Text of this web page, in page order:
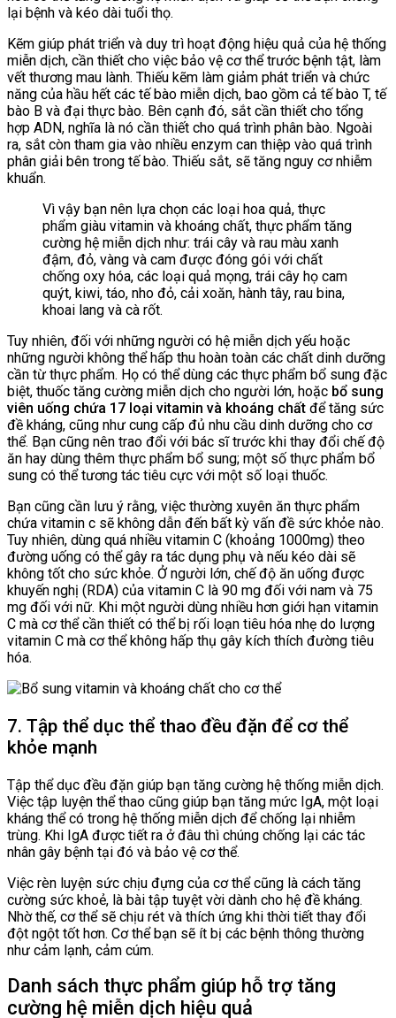
lại bệnh và kéo dài tuổi thọ.
Kẽm giúp phát triển và duy trì hoạt động hiệu quả của hệ thống
miễn dịch, cần thiết cho việc bảo vệ cơ thể trước bệnh tật, làm
vết thương mau lành. Thiếu kẽm làm giảm phát triển và chức
năng của hầu hết các tế bào miễn dịch, bao gồm cả tế bào T, tế
bào B và đại thực bào. Bên cạnh đó, sắt cần thiết cho tổng
hợp ADN, nghĩa là nó cần thiết cho quá trình phân bào. Ngoài
ra, sắt còn tham gia vào nhiều enzym can thiệp vào quá trình
phân giải bên trong tế bào. Thiếu sắt, sẽ tăng nguy cơ nhiễm
khuẩn.
Vì vậy bạn nên lựa chọn các loại hoa quả, thực
phẩm giàu vitamin và khoáng chất, thực phẩm tăng
cường hệ miễn dịch như: trái cây và rau màu xanh
đậm, đỏ, vàng và cam được đóng gói với chất
chống oxy hóa, các loại quả mọng, trái cây họ cam
quýt, kiwi, táo, nho đỏ, cải xoăn, hành tây, rau bina,
khoai lang và cà rốt.
Tuy nhiên, đối với những người có hệ miễn dịch yếu hoặc
những người không thể hấp thu hoàn toàn các chất dinh dưỡng
cần từ thực phẩm. Họ có thể dùng các thực phẩm bổ sung đặc
biệt, thuốc tăng cường miễn dịch cho người lớn, hoặc bổ sung
viên uống chứa 17 loại vitamin và khoáng chất để tăng sức
đề kháng, cũng như cung cấp đủ nhu cầu dinh dưỡng cho cơ
thể. Bạn cũng nên trao đổi với bác sĩ trước khi thay đổi chế độ
ăn hay dùng thêm thực phẩm bổ sung; một số thực phẩm bổ
sung có thể tương tác tiêu cực với một số loại thuốc.
Bạn cũng cần lưu ý rằng, việc thường xuyên ăn thực phẩm
chứa vitamin c sẽ không dẫn đến bất kỳ vấn đề sức khỏe nào.
Tuy nhiên, dùng quá nhiều vitamin C (khoảng 1000mg) theo
đường uống có thể gây ra tác dụng phụ và nếu kéo dài sẽ
không tốt cho sức khỏe. Ở người lớn, chế độ ăn uống được
khuyến nghị (RDA) của vitamin C là 90 mg đối với nam và 75
mg đối với nữ. Khi một người dùng nhiều hơn giới hạn vitamin
C mà cơ thể cần thiết có thể bị rối loạn tiêu hóa nhẹ do lượng
vitamin C mà cơ thể không hấp thụ gây kích thích đường tiêu
hóa.
7. Tập thể dục thể thao đều đặn để cơ thể
khỏe mạnh
Tập thể dục đều đặn giúp bạn tăng cường hệ thống miễn dịch.
Việc tập luyện thể thao cũng giúp bạn tăng mức IgA, một loại
kháng thể có trong hệ thống miễn dịch để chống lại nhiễm
trùng. Khi IgA được tiết ra ở đâu thì chúng chống lại các tác
nhân gây bệnh tại đó và bảo vệ cơ thể.
Việc rèn luyện sức chịu đựng của cơ thể cũng là cách tăng
cường sức khoẻ, là bài tập tuyệt vời dành cho hệ đề kháng.
Nhờ thế, cơ thể sẽ chịu rét và thích ứng khi thời tiết thay đổi
đột ngột tốt hơn. Cơ thể bạn sẽ ít bị các bệnh thông thường
như cảm lạnh, cảm cúm.
Danh sách thực phẩm giúp hỗ trợ tăng
cường hệ miễn dịch hiệu quả